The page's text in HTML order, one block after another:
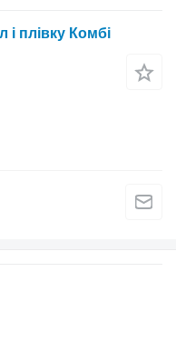
і плівку Комбі